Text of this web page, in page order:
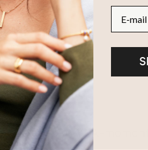
100 dagen
Deel je MYKA-